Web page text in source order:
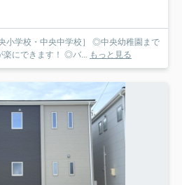
央中学校］ ◎中央幼稚園まで
楽にできます！ ◎バ... もっと見る